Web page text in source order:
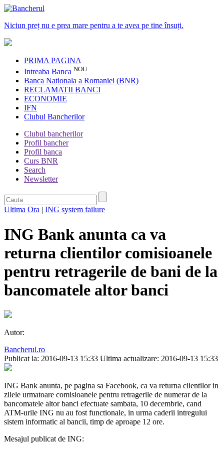
Niciun preț nu e prea mare pentru a te avea pe tine însuți.
PRIMA PAGINA
Intreaba Banca NOU
Banca Nationala a Romaniei (BNR)
RECLAMATII BANCI
ECONOMIE
IFN
Clubul Bancherilor
Clubul bancherilor
Profil bancher
Profil banca
Curs BNR
Search
Newsletter
Ultima Ora | ING system failure
ING Bank anunta ca va
returna clientilor comisioanele
pentru retragerile de bani de la
bancomatele altor banci
Autor:
Bancherul.ro
Publicat la: 2016-09-13 15:33 Ultima actualizare: 2016-09-13 15:33
ING Bank anunta, pe pagina sa Facebook, ca va returna clientilor in
zilele urmatoare comisioanele pentru retragerile de numerar de la
bancomatele altor banci efectuate sambata, 10 decembrie, cand
ATM-urile ING nu au fost functionale, in urma caderii intregului
sistem informatic al bancii, timp de aproape 12 ore.
Mesajul publicat de ING: